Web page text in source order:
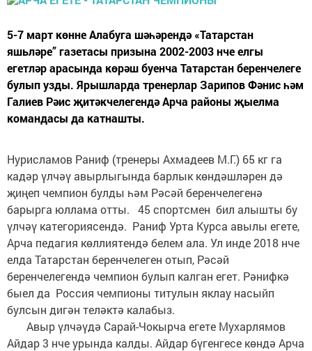
5-7 март көнне Алабуга шәһәрендә «Татарстан
яшьләре” газетасы призына 2002-2003 нче елгы
егетләр арасында көрәш буенча Татарстан беренчелеге
булып узды. Ярышларда тренерлар Зарипов Фәнис һәм
Галиев Рәис җитәкчелегендә Арча районы җыелма
командасы да катнашты.
Нурисламов Раниф (тренеры Ахмадеев М.Г.) 65 кг га
кадәр үлчәү авырлыгында барлык көндәшләрен дә
җиңеп чемпион булды һәм Рәсәй беренчелегенә
барырга юллама отты. 45 спортсмен бил алышты бу
үлчәү категориясендә. Раниф Урта Курса авылы егете,
Арча педагия көллиятендә белем ала. Ул инде 2018 нче
елда Татарстан беренчелеген отып, Рәсәй
беренчелегендә чемпион булып калган егет. Рәнифкә
быел да Россия чемпионы титулын яклау насыйп
булсын дигән теләктә калабыз.
Авыр үлчәүдә Сарай-Чокырча егете Мухарлямов
Айдар 3 нче урында калды. Айдар бүгенгесе көндә Арча